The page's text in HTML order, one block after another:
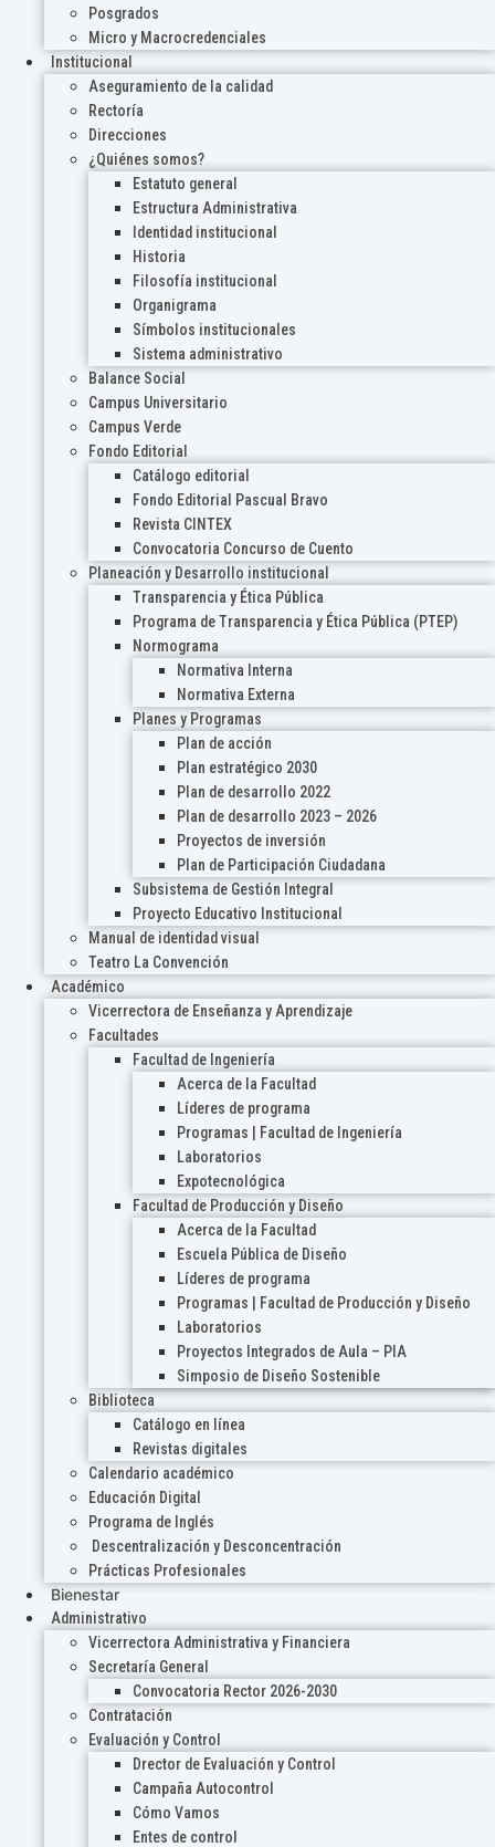
Posgrados
Micro y Macrocredenciales
Institucional
Aseguramiento de la calidad
Rectoría
Direcciones
¿Quiénes somos?
Estatuto general
Estructura Administrativa
Identidad institucional
Historia
Filosofía institucional
Organigrama
Símbolos institucionales
Sistema administrativo
Balance Social
Campus Universitario
Campus Verde
Fondo Editorial
Catálogo editorial
Fondo Editorial Pascual Bravo
Revista CINTEX
Convocatoria Concurso de Cuento
Planeación y Desarrollo institucional
Transparencia y Ética Pública
Programa de Transparencia y Ética Pública (PTEP)
Normograma
Normativa Interna
Normativa Externa
Planes y Programas
Plan de acción
Plan estratégico 2030
Plan de desarrollo 2022
Plan de desarrollo 2023 – 2026
Proyectos de inversión
Plan de Participación Ciudadana
Subsistema de Gestión Integral
Proyecto Educativo Institucional
Manual de identidad visual
Teatro La Convención
Académico
Vicerrectora de Enseñanza y Aprendizaje
Facultades
Facultad de Ingeniería
Acerca de la Facultad
Líderes de programa
Programas | Facultad de Ingeniería
Laboratorios
Expotecnológica
Facultad de Producción y Diseño
Acerca de la Facultad
Escuela Pública de Diseño
Líderes de programa
Programas | Facultad de Producción y Diseño
Laboratorios
Proyectos Integrados de Aula – PIA
Simposio de Diseño Sostenible
Biblioteca
Catálogo en línea
Revistas digitales
Calendario académico
Educación Digital
Programa de Inglés
Descentralización y Desconcentración
Prácticas Profesionales
Bienestar
Administrativo
Vicerrectora Administrativa y Financiera
Secretaría General
Convocatoria Rector 2026-2030
Contratación
Evaluación y Control
Drector de Evaluación y Control
Campaña Autocontrol
Cómo Vamos
Entes de control